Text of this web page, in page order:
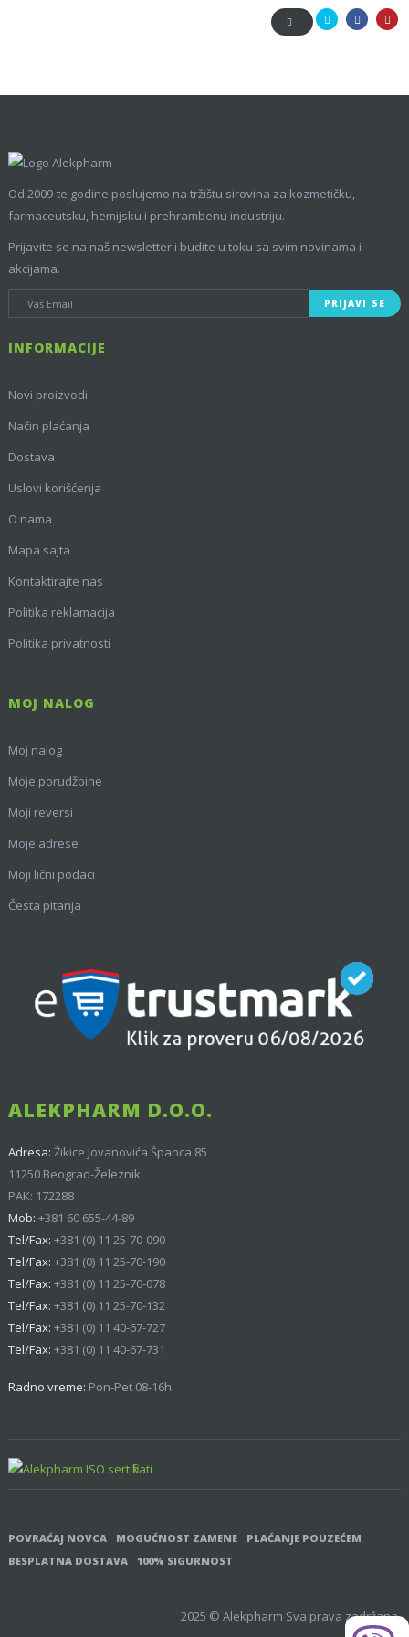
Tweet Facebook
Od 2009-te godine poslujemo na tržištu sirovina za kozmetičku,
farmaceutsku, hemijsku i prehrambenu industriju.
Prijavite se na naš newsletter i budite u toku sa svim novinama i
akcijama.
PRIJAVI SE
INFORMACIJE
Novi proizvodi
Način plaćanja
Dostava
Uslovi korišćenja
O nama
Mapa sajta
Kontaktirajte nas
Politika reklamacija
Politika privatnosti
MOJ NALOG
Moj nalog
Moje porudžbine
Moji reversi
Moje adrese
Moji lični podaci
Česta pitanja
ALEKPHARM D.O.O.
Adresa: Žikice Jovanovića Španca 85
11250 Beograd-Železnik
PAK: 172288
Mob: +381 60 655-44-89
Tel/Fax: +381 (0) 11 25-70-090
Tel/Fax: +381 (0) 11 25-70-190
Tel/Fax: +381 (0) 11 25-70-078
Tel/Fax: +381 (0) 11 25-70-132
Tel/Fax: +381 (0) 11 40-67-727
Tel/Fax: +381 (0) 11 40-67-731
Radno vreme: Pon-Pet 08-16h
POVRAĆAJ NOVCA MOGUĆNOST ZAMENE
PLAĆANJE POUZEĆEM
BESPLATNA DOSTAVA
100% SIGURNOST
2025 © Alekpharm Sva prava zadržana.